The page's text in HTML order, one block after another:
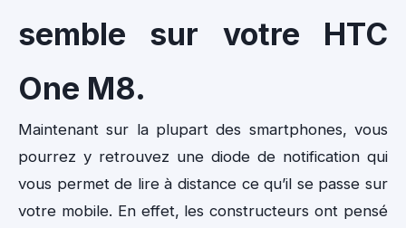
semble sur votre HTC
One M8.
Maintenant sur la plupart des smartphones, vous
pourrez y retrouvez une diode de notification qui
vous permet de lire à distance ce qu’il se passe sur
votre mobile. En effet, les constructeurs ont pensé